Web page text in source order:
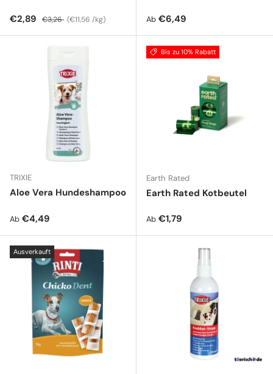
Verkaufspreis
€2,89 Normaler Preis
€3,26 Grundpreis
€11,56 /kg Normaler Preis
Ab €6,49
TRIXIE
Aloe Vera Hundeshampoo
Normaler Preis
Ab €4,49
Bis zu 10% Rabatt
Earth Rated
Earth Rated Kotbeutel
Normaler Preis
Ab €1,79
Ausverkauft